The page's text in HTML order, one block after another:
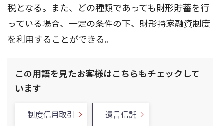
税となる。また、どの種類であっても財形貯蓄を行
っている場合、一定の条件の下、財形持家融資制度
を利用することができる。
この用語を見たお客様はこちらもチェックして
います
制度信用取引 遺言信託